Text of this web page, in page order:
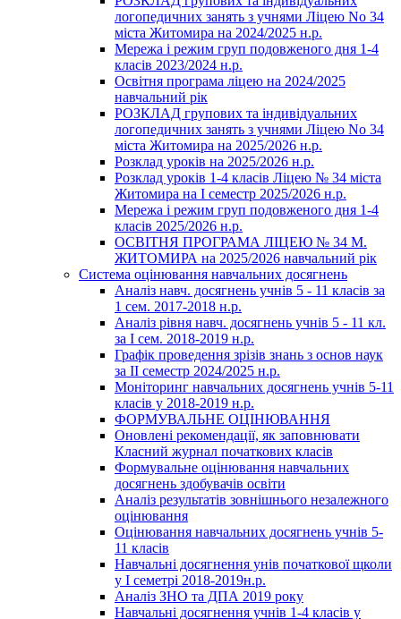
логопедичних занять з учнями Ліцею No 34
міста Житомира на 2024/2025 н.р.
Мережа і режим груп подовженого дня 1-4
класів 2023/2024 н.р.
Освітня програма ліцею на 2024/2025
навчальний рік
РОЗКЛАД групових та індивідуальних
логопедичних занять з учнями Ліцею No 34
міста Житомира на 2025/2026 н.р.
Розклад уроків на 2025/2026 н.р.
Розклад уроків 1-4 класів Ліцею № 34 міста
Житомира на І семестр 2025/2026 н.р.
Мережа і режим груп подовженого дня 1-4
класів 2025/2026 н.р.
ОСВІТНЯ ПРОГРАМА ЛІЦЕЮ № 34 М.
ЖИТОМИРА на 2025/2026 навчальний рік
Система оцінювання навчальних досягнень
Аналіз навч. досягнень учнів 5 - 11 класів за
1 сем. 2017-2018 н.р.
Аналіз рівня навч. досягнень учнів 5 - 11 кл.
за І сем. 2018-2019 н.р.
Графік проведення зрізів знань з основ наук
за ІІ семестр 2024/2025 н.р.
Моніторинг навчальних досягнень учнів 5-11
класів у 2018-2019 н.р.
ФОРМУВАЛЬНЕ ОЦІНЮВАННЯ
Оновлені рекомендації, як заповнювати
Класний журнал початкових класів
Формувальне оцінювання навчальних
досягнень здобувачів освіти
Аналіз результатів зовнішнього незалежного
оцінювання
Оцінювання навчальних досягнень учнів 5-
11 класів
Навчальні досягнення унів початкової щколи
у І семетрі 2018-2019н.р.
Аналіз ЗНО та ДПА 2019 року
Навчальні досягнення учнів 1-4 класів у